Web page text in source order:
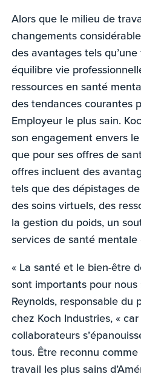
Alors que le milieu de
changements
des avantages tels
équilibre vie
ressources en santé
des tendances courantes
Employeur le plus sain.
son engagement envers
que pour ses offres de
offres incluent des
tels que des dépistages
des soins virtuels, des
la gestion du poids, un
services de santé
« La santé et le bien-être
sont importants pour nous
Reynolds, responsable du
chez Koch Industries, «
collaborateurs
tous. Être reconnu comme
travail les plus sains